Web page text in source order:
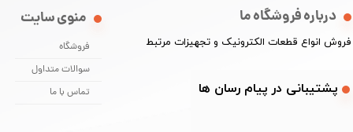
درباره فروشگاه ما
​فروش انواع قطعات الکترونیک و تجهیزات مرتبط
منوی سایت
فروشگاه
سوالات متداول
تماس با ما
​​پشتیبانی در پیام رسان ها